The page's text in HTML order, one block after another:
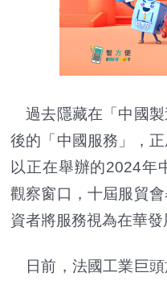
過去隱藏在「中國製
後的「中國服務」，正
以正在舉辦的2024年
觀察窗口，十屆服貿
資者將服務視為在華發
日前，法國工業巨頭